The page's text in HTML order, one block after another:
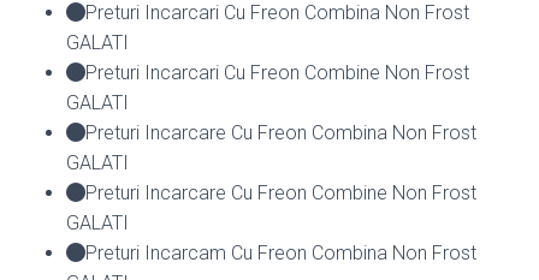
Preturi Incarcari Cu Freon Combina Non Frost
GALATI
Preturi Incarcari Cu Freon Combine Non Frost
GALATI
Preturi Incarcare Cu Freon Combina Non Frost
GALATI
Preturi Incarcare Cu Freon Combine Non Frost
GALATI
Preturi Incarcam Cu Freon Combina Non Frost